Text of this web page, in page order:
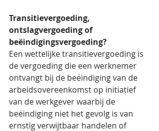
Transitievergoeding,
ontslagvergoeding of
beëindigingsvergoeding?
Een wettelijke transitievergoeding is
de vergoeding die een werknemer
ontvangt bij de beëindiging van de
arbeidsovereenkomst op initiatief
van de werkgever waarbij de
beëindiging niet het gevolg is van
ernstig verwijtbaar handelen of